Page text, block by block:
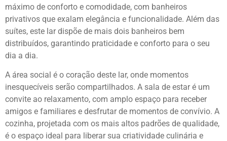
máximo de conforto e comodidade, com banheiros
privativos que exalam elegância e funcionalidade. Além das
suítes, este lar dispõe de mais dois banheiros bem
distribuídos, garantindo praticidade e conforto para o seu
dia a dia.
A área social é o coração deste lar, onde momentos
inesquecíveis serão compartilhados. A sala de estar é um
convite ao relaxamento, com amplo espaço para receber
amigos e familiares e desfrutar de momentos de convívio. A
cozinha, projetada com os mais altos padrões de qualidade,
é o espaço ideal para liberar sua criatividade culinária e